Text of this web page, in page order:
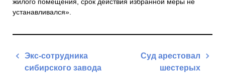
жилого помещения, срок действия избранной меры не
устанавливался».
Навигация
Экс-сотрудника
сибирского завода
Суд арестовал
шестерых